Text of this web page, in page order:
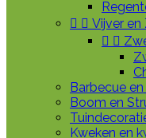
  Vijver
 
Barbecue
Boom en
Kweken en